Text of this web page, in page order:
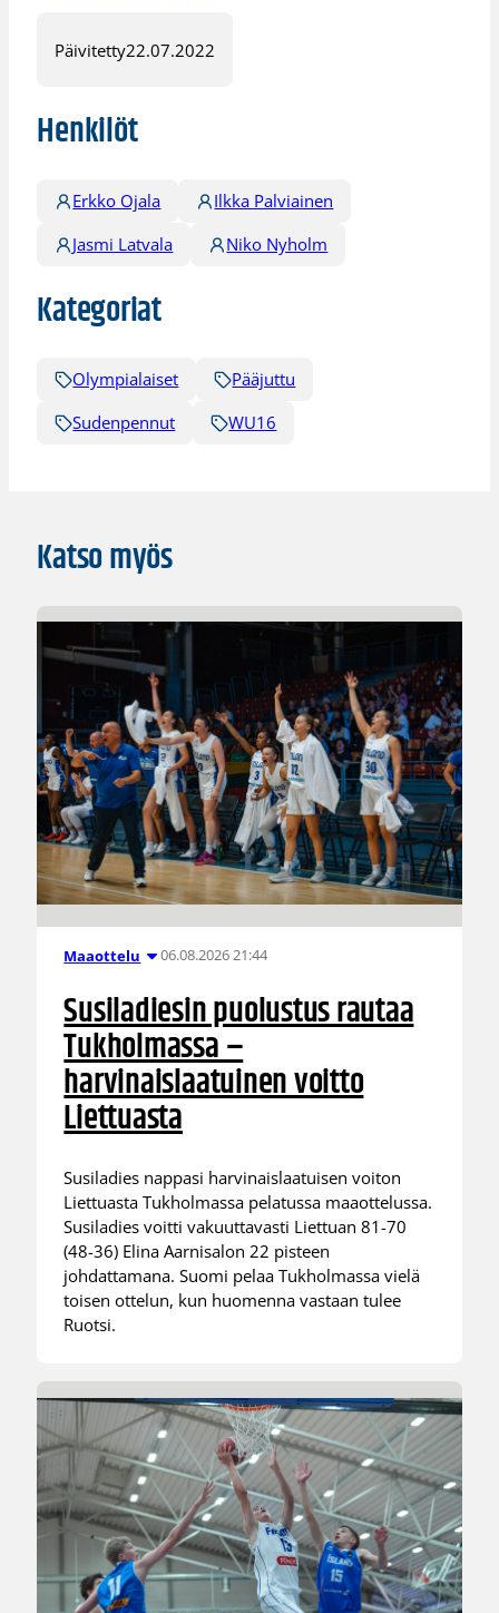
Päivitetty22.07.2022
Henkilöt
Erkko Ojala
Ilkka Palviainen
Jasmi Latvala
Niko Nyholm
Kategoriat
Olympialaiset
Pääjuttu
Sudenpennut
WU16
Katso myös
Maaottelu 06.08.2026 21:44
Susiladiesin puolustus rautaa
Tukholmassa –
harvinaislaatuinen voitto
Liettuasta
Susiladies nappasi harvinaislaatuisen voiton
Liettuasta Tukholmassa pelatussa maaottelussa.
Susiladies voitti vakuuttavasti Liettuan 81-70
(48-36) Elina Aarnisalon 22 pisteen
johdattamana. Suomi pelaa Tukholmassa vielä
toisen ottelun, kun huomenna vastaan tulee
Ruotsi.